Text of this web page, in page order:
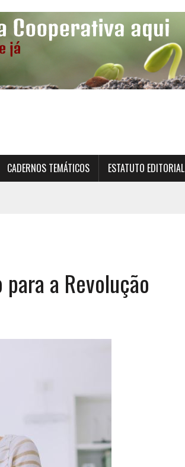
CADERNOS TEMÁTICOS ESTATUTO EDITORIAL
a Revolução